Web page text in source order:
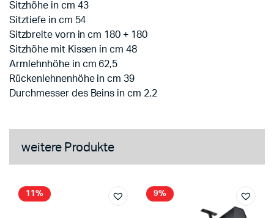
Sitzhöhe in cm 43
Sitztiefe in cm 54
Sitzbreite vorn in cm 180 + 180
Sitzhöhe mit Kissen in cm 48
Armlehnhöhe in cm 62,5
Rückenlehnenhöhe in cm 39
Durchmesser des Beins in cm 2,2
weitere Produkte
11% 9%